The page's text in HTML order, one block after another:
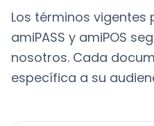
Los términos vigentes
amiPASS y amiPOS
nosotros. Cada
específica a su